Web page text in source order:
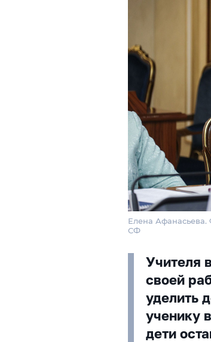
Елена
СФ
Учителя
своей
уделить
ученику
дети